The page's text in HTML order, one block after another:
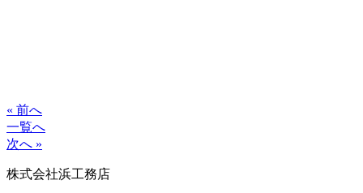
« 前へ
一覧へ
次へ »
株式会社浜工務店